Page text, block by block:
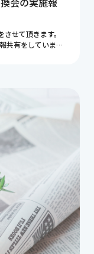
せて頂きます。
共有をしていま